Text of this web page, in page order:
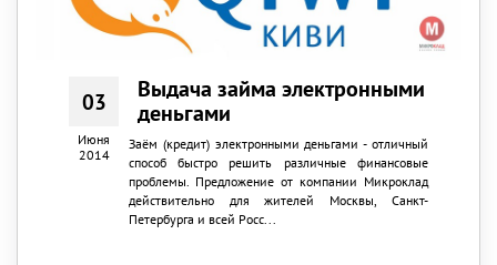
03
Июня
2014
Выдача займа электронными
деньгами
Заём (кредит) электронными деньгами - отличный
способ быстро решить различные финансовые
проблемы. Предложение от компании Микроклад
действительно для жителей Москвы, Санкт-
Петербурга и всей Росс...